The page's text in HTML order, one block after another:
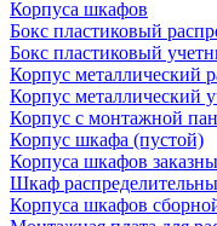
Корпуса шкафов
Бокс пластиковый
Бокс пластиковый
Корпус металлический
Корпус металлический
Корпус с монтажной
Корпус шкафа (пустой)
Корпуса шкафов
Шкаф
Корпуса шкафов